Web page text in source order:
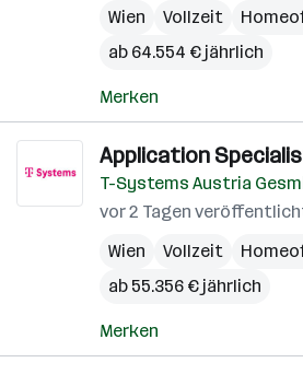
Wien
Vollzeit
ab 64.554 € jährlich
Merken
Application
T-Systems Austria
vor 2 Tagen
Wien
Vollzeit
ab 55.356 € jährlich
Merken